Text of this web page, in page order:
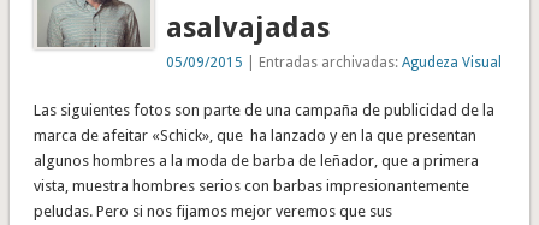
asalvajadas
05/09/2015 | Entradas archivadas:Agudeza Visual
Las siguientes fotos son parte de una campaña de publicidad de la
marca de afeitar «Schick», que ha lanzado y en la que presentan
algunos hombres a la moda de barba de leñador, que a primera
vista, muestra hombres serios con barbas impresionantemente
peludas. Pero si nos fijamos mejor veremos que sus